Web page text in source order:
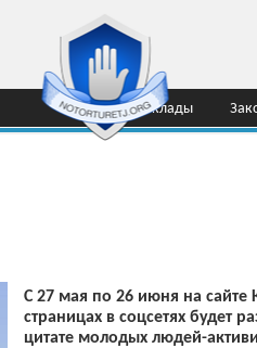
Доклады
С 27 мая по 26 июня на сайте
страницах в соцсетях будет
цитате молодых людей-